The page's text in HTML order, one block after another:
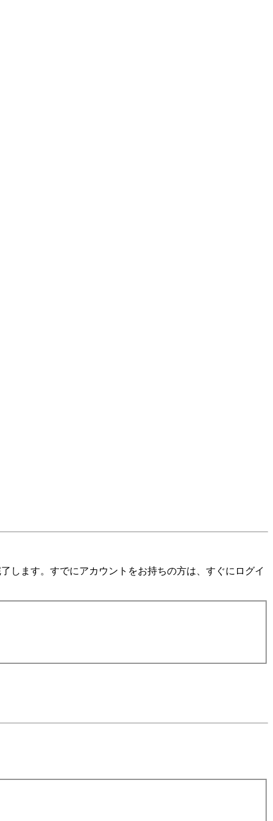
します。すでにアカウントをお持ちの方は、すぐにログイ